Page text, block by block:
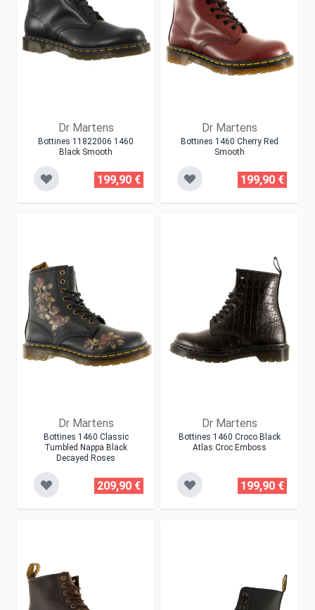
Dr Martens
Bottines 11822006 1460
Black Smooth
199,90 €
Dr Martens
Bottines 1460 Cherry Red
Smooth
199,90 €
Dr Martens
Bottines 1460 Classic
Tumbled Nappa Black
Decayed Roses
209,90 €
Dr Martens
Bottines 1460 Croco Black
Atlas Croc Emboss
199,90 €